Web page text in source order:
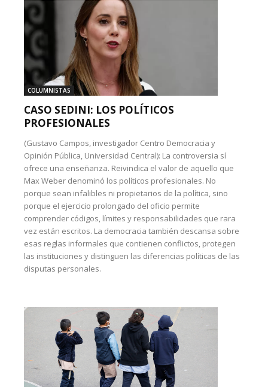
COLUMNISTAS
CASO SEDINI: LOS POLÍTICOS
PROFESIONALES
(Gustavo Campos, investigador Centro Democracia y
Opinión Pública, Universidad Central): La controversia sí
ofrece una enseñanza. Reivindica el valor de aquello que
Max Weber denominó los políticos profesionales. No
porque sean infalibles ni propietarios de la política, sino
porque el ejercicio prolongado del oficio permite
comprender códigos, límites y responsabilidades que rara
vez están escritos. La democracia también descansa sobre
esas reglas informales que contienen conflictos, protegen
las instituciones y distinguen las diferencias políticas de las
disputas personales.